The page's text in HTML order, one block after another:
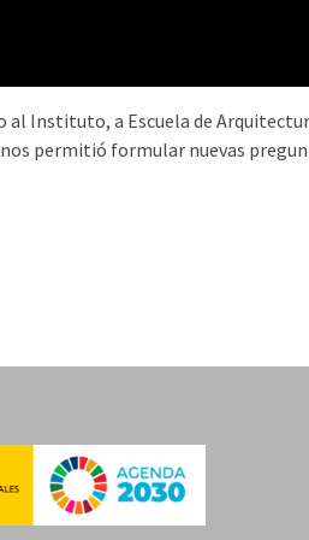
al Instituto, a Escuela de
nos permitió formular nuevas